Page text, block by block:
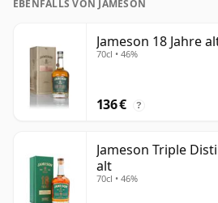
EBENFALLS VON JAMESON
Jameson 18 Jahre
70cl • 46%
136 € ?
Jameson Triple
alt
70cl • 46%